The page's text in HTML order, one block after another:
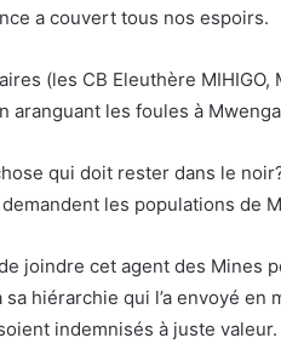
a couvert tous nos espoirs.
(les CB Eleuthère
aranguant les foules à
qui doit rester dans le
demandent les populations de
joindre cet agent des Mines
hiérarchie qui l’a envoyé
indemnisés à juste valeur.